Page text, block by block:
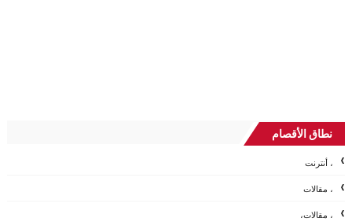
نطاق الأقصام
، أنترنت
، مقالات
، مقالات،